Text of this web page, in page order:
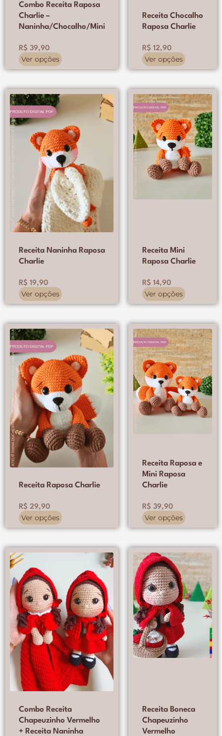
Combo Receita Raposa
Charlie –
Naninha/Chocalho/Mini
R$ 39,90
Ver opções
Receita Chocalho
Raposa Charlie
R$ 12,90
Ver opções
Receita Naninha Raposa
Charlie
R$ 19,90
Ver opções
Este
produto
tem
várias
variantes.
opções
podem
escolhidas
página
do
produto
Receita Mini
Raposa Charlie
R$ 14,90
Ver opções
Este
produto
tem
várias
variantes.
As
opções
podem
ser
na
Receita Raposa Charlie
R$ 29,90
Ver opções
Este
produto
tem
várias
variantes.
As
opções
podem
ser
escolhidas
na
página
do
produto
Receita Raposa e
Mini Raposa
Charlie
R$ 39,90
Ver opções
Este
produto
tem
várias
variantes.
As
opções
podem
ser
produto
Combo Receita
Chapeuzinho Vermelho
+ Receita Naninha
Este
produto
tem
várias
variantes.
As
opções
podem
ser
escolhidas
na
página
do
produto
Receita Boneca
Chapeuzinho
Vermelho
Este
produto
tem
várias
variantes.
As
opções
podem
ser
escolhidas
na